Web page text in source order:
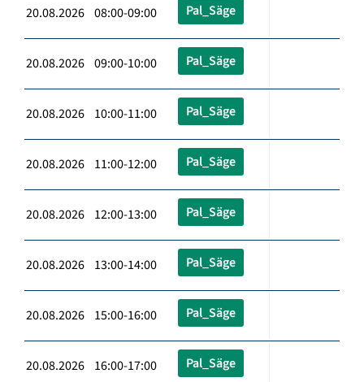
20.08.2026 08:00-09:00 Pal_Säge
20.08.2026 09:00-10:00 Pal_Säge
20.08.2026 10:00-11:00 Pal_Säge
20.08.2026 11:00-12:00 Pal_Säge
20.08.2026 12:00-13:00 Pal_Säge
20.08.2026 13:00-14:00 Pal_Säge
20.08.2026 15:00-16:00 Pal_Säge
20.08.2026 16:00-17:00 Pal_Säge